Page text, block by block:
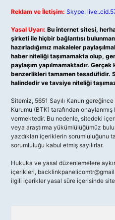
Reklam ve İletişim: Skype:
Yasal Uyarı: Bu internet sitesi,
şirketi ile hiçbir bağlantısı
hazırladığımız makaleler
haber niteliği taşımamakta olup,
paylaşım yapılmamaktadır.
benzerlikleri tamamen tesadüfidir.
halindedir ve tavsiye niteliği
Sitemiz, 5651 Sayılı Kanun
Kurumu (BTK) tarafından
vermektedir. Bu nedenle, sitedeki
veya araştırma yükümlülüğümüz
yazdıkları içeriklerin sorumluluğunu
sorumluluğu kabul etmiş sayılırlar.
Hukuka ve yasal düzenlemelere
içerikleri,
ilgili içerikler yasal süre içerisinde